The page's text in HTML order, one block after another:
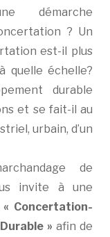
démarche
? Un
est-il plus
quelle échelle?
durable
et se fait-il au
urbain, d’un
de
invite à une
« Concertation-
» afin de